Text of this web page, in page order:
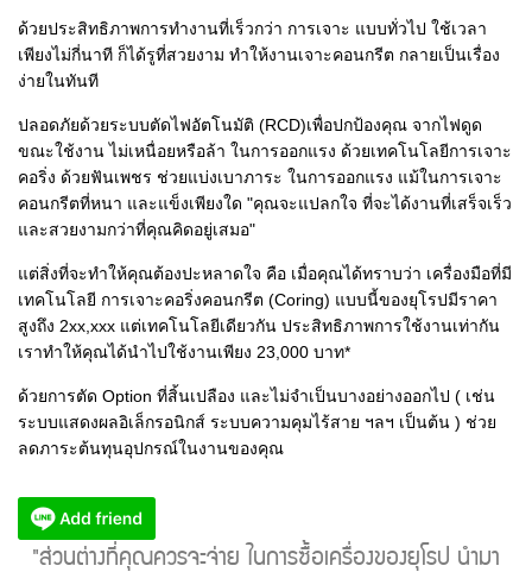
ด้วยประสิทธิภาพการทํางานที่เร็วกว่า การเจาะ แบบทั่วไป ใช้เวลา
เพียงไม่กี่นาที ก็ได้รูที่สวยงาม ทําให้งานเจาะคอนกรีต กลายเป็นเรื่อง
ง่ายในทันที
ปลอดภัยด้วยระบบตัดไฟอัตโนมัติ (RCD)เพื่อปกป้องคุณ จากไฟดูด
ขณะใช้งาน ไม่เหนื่อยหรือล้า ในการออกแรง ด้วยเทคโนโลยีการเจาะ
คอริ่ง ด้วยฟันเพชร ช่วยแบ่งเบาภาระ ในการออกแรง แม้ในการเจาะ
คอนกรีตที่หนา และแข็งเพียงใด "คุณจะแปลกใจ ที่จะได้งานที่เสร็จเร็ว
และสวยงามกว่าที่คุณคิดอยู่เสมอ"
แต่สิ่งที่จะทําให้คุณต้องปะหลาดใจ คือ เมื่อคุณได้ทราบว่า เครื่องมือที่มี
เทคโนโลยี การเจาะคอริ่งคอนกรีต (Coring) แบบนี้ของยุโรปมีราคา
สูงถึง 2xx,xxx แต่เทคโนโลยีเดียวกัน ประสิทธิภาพการใช้งานเท่ากัน
เราทําให้คุณได้นําไปใช้งานเพียง 23,000 บาท*
ด้วยการตัด Option ที่สิ้นเปลือง และไม่จําเป็นบางอย่างออกไป ( เช่น
ระบบแสดงผลอิเล็กรอนิกส์ ระบบความคุมไร้สาย ฯลฯ เป็นต้น ) ช่วย
ลดภาระต้นทุนอุปกรณ์ในงานของคุณ
"ส่วนต่างที่คุณควรจะจ่าย ในการซื้อเครื่องของยุโรป นํามา